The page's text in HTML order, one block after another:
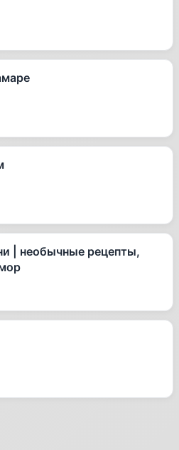
| необычные рецепты,